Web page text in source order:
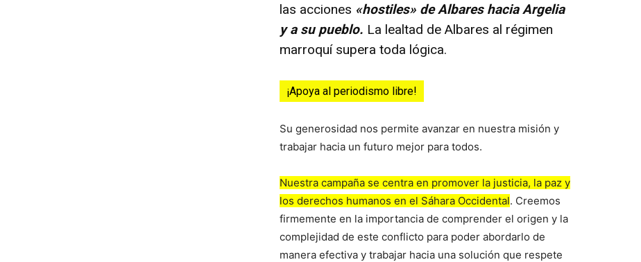
las acciones «hostiles» de Albares hacia Argelia
y a su pueblo. La lealtad de Albares al régimen
marroquí supera toda lógica.
¡Apoya al periodismo libre!
Su generosidad nos permite avanzar en nuestra misión y
trabajar hacia un futuro mejor para todos.
Nuestra campaña se centra en promover la justicia, la paz y
los derechos humanos en el Sáhara Occidental. Creemos
firmemente en la importancia de comprender el origen y la
complejidad de este conflicto para poder abordarlo de
manera efectiva y trabajar hacia una solución que respete